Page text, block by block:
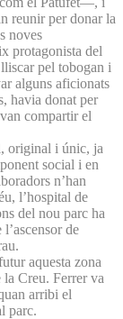
reunir per donar la
noves
protagonista del
pel tobogan i
alguns aficionats
havia donat per
compartir el
original i únic, ja
social i en
n’han
l’hospital de
del nou parc ha
de
aquesta zona
Creu. Ferrer va
arribi el
parc.